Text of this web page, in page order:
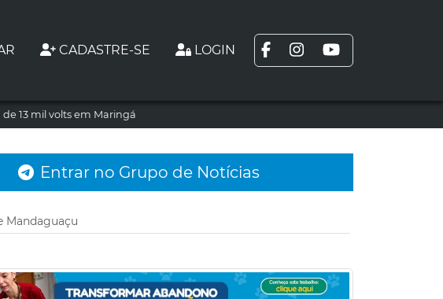
CADASTRE-SE LOGIN
13 mil volts em Maringá
Entrar no Grupo de Notícias
Mandaguaçu